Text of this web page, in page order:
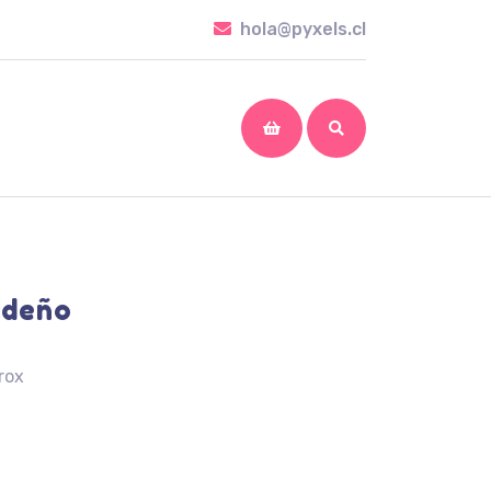
hola@pyxels.cl
shopping
cart